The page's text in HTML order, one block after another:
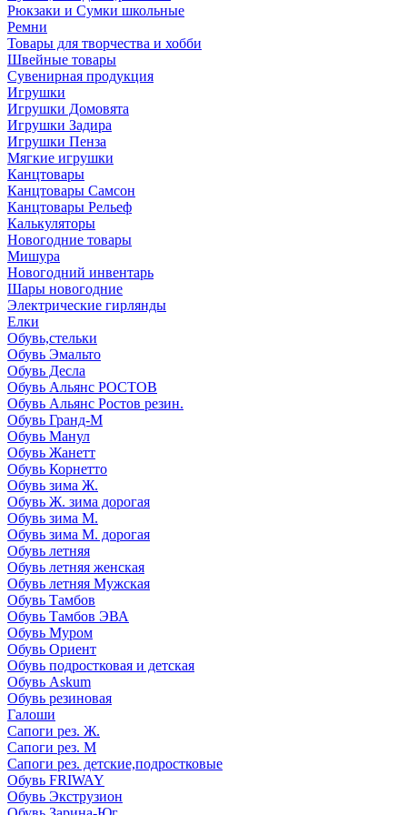
Рюкзаки и Сумки школьные
Ремни
Товары для творчества и хобби
Швейные товары
Сувенирная продукция
Игрушки
Игрушки Домовята
Игрушки Задира
Игрушки Пенза
Мягкие игрушки
Канцтовары
Канцтовары Самсон
Канцтовары Рельеф
Калькуляторы
Новогодние товары
Мишура
Новогодний инвентарь
Шары новогодние
Электрические гирлянды
Елки
Обувь,стельки
Обувь Эмальто
Обувь Десла
Обувь Альянс РОСТОВ
Обувь Альянс Ростов резин.
Обувь Гранд-М
Обувь Манул
Обувь Жанетт
Обувь Корнетто
Обувь зима Ж.
Обувь Ж. зима дорогая
Обувь зима М.
Обувь зима М. дорогая
Обувь летняя
Обувь летняя женская
Обувь летняя Мужская
Обувь Тамбов
Обувь Тамбов ЭВА
Обувь Муром
Обувь Ориент
Обувь подростковая и детская
Обувь Askum
Обувь резиновая
Галоши
Сапоги рез. Ж.
Сапоги рез. М
Сапоги рез. детские,подростковые
Обувь FRIWAY
Обувь Экструзион